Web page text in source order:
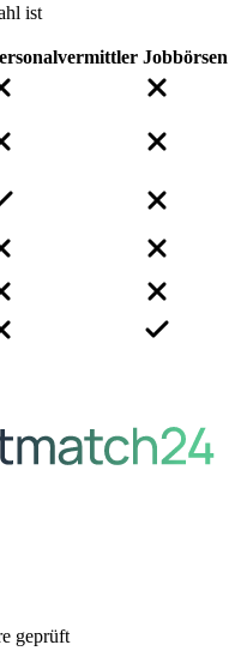
ist
Jobbörsen
geprüft